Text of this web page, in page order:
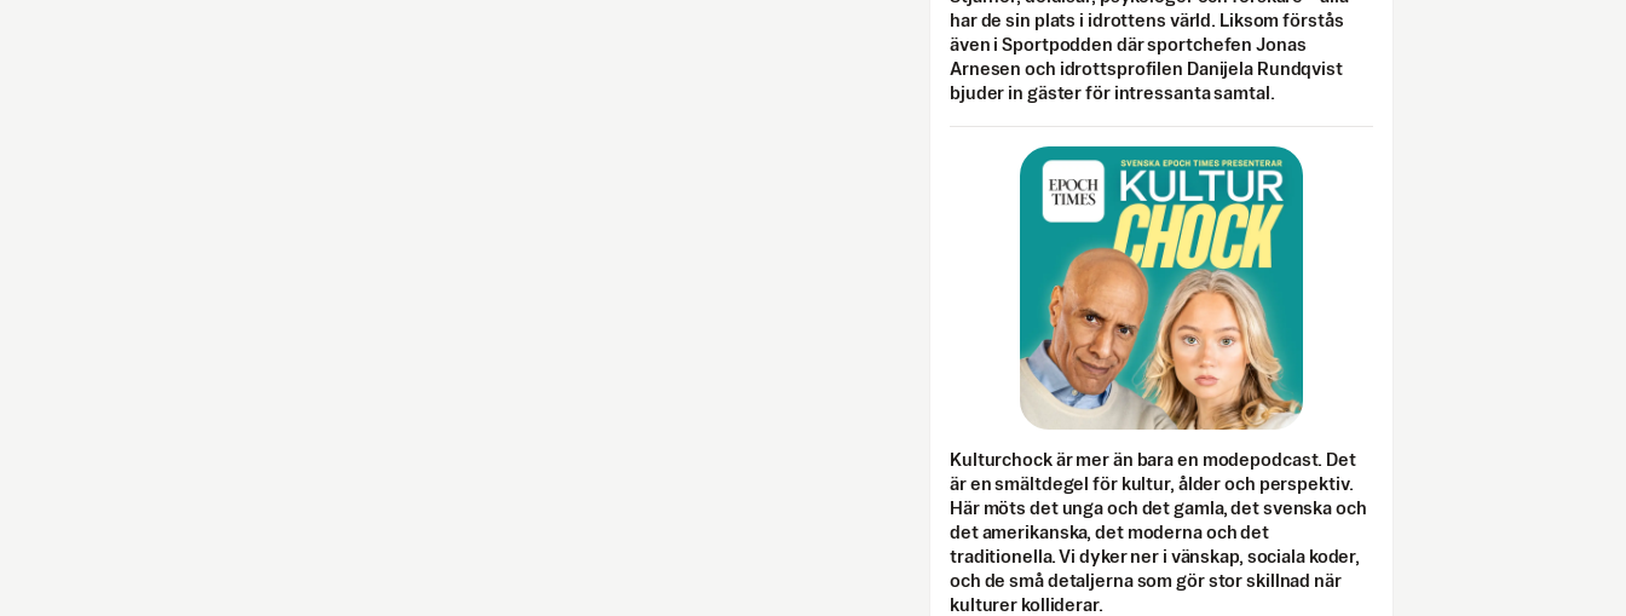
har de sin plats i idrottens värld. Liksom förstås
även i Sportpodden där sportchefen Jonas
Arnesen och idrottsprofilen Danijela Rundqvist
bjuder in gäster för intressanta samtal.
Kulturchock är mer än bara en modepodcast. Det
är en smältdegel för kultur, ålder och perspektiv.
Här möts det unga och det gamla, det svenska och
det amerikanska, det moderna och det
traditionella. Vi dyker ner i vänskap, sociala koder,
och de små detaljerna som gör stor skillnad när
kulturer kolliderar.